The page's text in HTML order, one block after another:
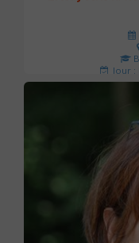
Jour :